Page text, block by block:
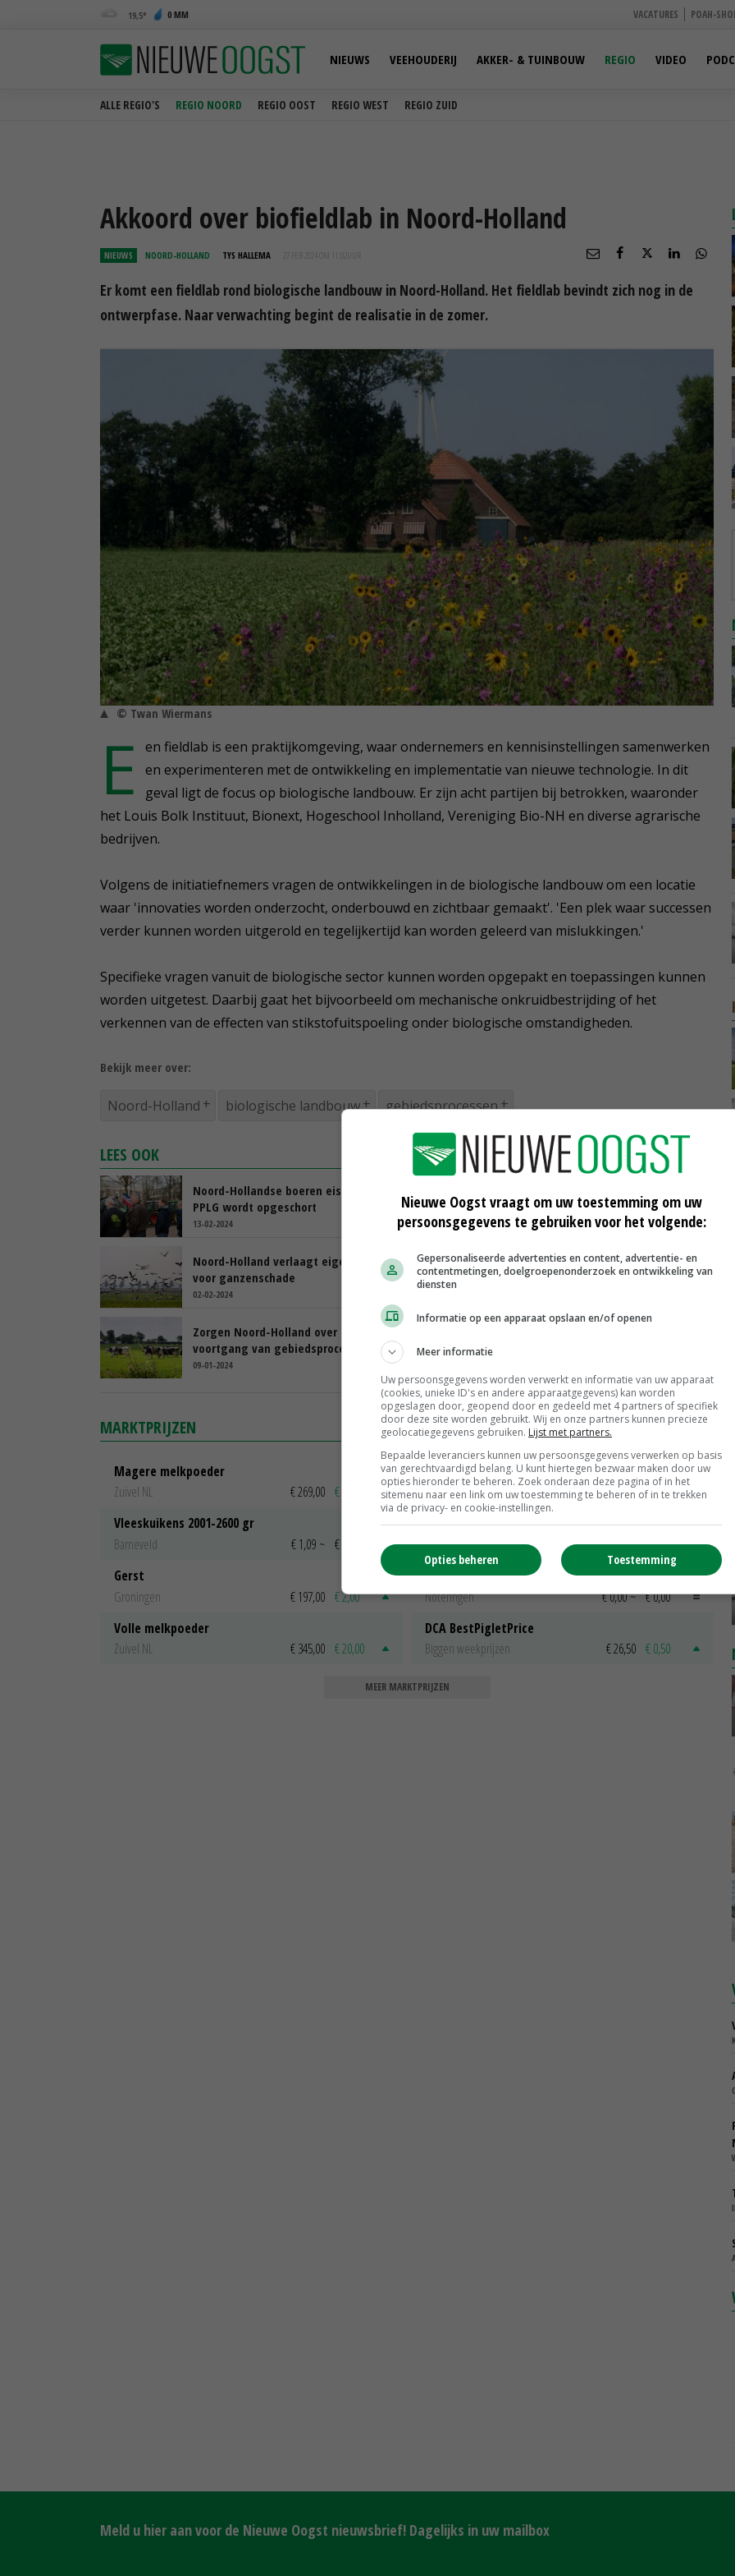
19,5 0 MM VACATURES POAH-
ALLE REGIO'S REGIO NOORD REGIO OOST REGIO WEST REGIO ZUID
NIEUWS VEEHOUDERIJ AKKER- & TUINBOUW REGIO VIDEO
Akkoord over biofieldlab in Noord-Holland
NIEUWS NOORD-HOLLAND TYS HALLEMA 27 FEB 2024 OM 11:02
Er komt een fieldlab rond biologische landbouw in Noord-Holland. Het fieldlab bevindt zich nog in de
ontwerpfase. Naar verwachting begint de realisatie in de zomer.
© Twan Wiermans
E
en fieldlab is een praktijkomgeving, waar ondernemers en kennisinstellingen samenwerken
en experimenteren met de ontwikkeling en implementatie van nieuwe technologie. In dit
geval ligt de focus op biologische landbouw. Er zijn acht partijen bij betrokken, waaronder
het Louis Bolk Instituut, Bionext, Hogeschool Inholland, Vereniging Bio-NH en diverse agrarische
bedrijven.
Volgens de initiatiefnemers vragen de ontwikkelingen in de biologische landbouw om een locatie
waar 'innovaties worden onderzocht, onderbouwd en zichtbaar gemaakt'. 'Een plek waar successen
verder kunnen worden uitgerold en tegelijkertijd kan worden geleerd van mislukkingen.'
Specifieke vragen vanuit de biologische sector kunnen worden opgepakt en toepassingen kunnen
worden uitgetest. Daarbij gaat het bijvoorbeeld om mechanische onkruidbestrijding of het
verkennen van de effecten van stikstofuitspoeling onder biologische omstandigheden.
Bekijk meer over:
Noord-Holland biologische landbouw gebiedsprocessen
LEES OOK
Noord-Hollandse boeren eisen dat
PPLG wordt opgeschort
13-02-2024
veehouders Noord-Holland hoeft niet
06-02-2024
Noord-Holland verlaagt eigen risico
voor ganzenschade
02-02-2024
Zoetwaterboeren nemen heft in
eigen hand
Zorgen Noord-Holland over
voortgang van gebiedsprocessen
09-01-2024
21-12-2023
MARKTPRIJZEN
Magere melkpoeder
Zuivel NL
€ 269,00 € 7,00
Vleeskuikens 2001-2600 gr
Barneveld
€ 1,09 ~ € 1,11
Gerst
Groningen
€ 197,00 € 2,00
Volle melkpoeder
Zuivel NL
€ 345,00 € 20,00
Scharreleieren maat 59
Barneveld
€ 12,00 € 0,00
Fritesgeschikt NL Du Be
PotatoNL
€ 15,00~ € 23,00
Uien Middenmeer Geel 30-60% grof
Noteringen
€ 0,00~ € 0,00
DCA BestPigletPrice
Biggen weekprijzen
€ 26,50 € 0,50
MEER MARKTPRIJZEN
Meld u hier aan voor de Nieuwe Oogst nieuwsbrief! Dagelijks in uw mailbox
Nieuwe Oogst vraagt om uw toestemming om uw
persoonsgegevens te gebruiken voor het volgende:
Gepersonaliseerde advertenties en content, advertentie- en
contentmetingen, doelgroepenonderzoek en ontwikkeling van
diensten
Informatie op een apparaat opslaan en/of openen
Meer informatie
Uw persoonsgegevens worden verwerkt en informatie van uw apparaat
(cookies, unieke ID's en andere apparaatgegevens) kan worden
opgeslagen door, geopend door en gedeeld met 4 partners of specifiek
door deze site worden gebruikt. Wij en onze partners kunnen precieze
geolocatiegegevens gebruiken. Lijst met partners.
Bepaalde leveranciers kunnen uw persoonsgegevens verwerken op basis
van gerechtvaardigd belang. U kunt hiertegen bezwaar maken door uw
opties hieronder te beheren. Zoek onderaan deze pagina of in het
sitemenu naar een link om uw toestemming te beheren of in te trekken
via de privacy- en cookie-instellingen.
Toestemming
Opties beheren